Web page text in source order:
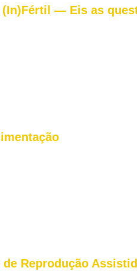
(In)Fértil — Eis as
Reprodução